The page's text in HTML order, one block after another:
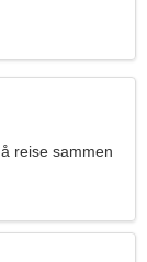
reise sammen